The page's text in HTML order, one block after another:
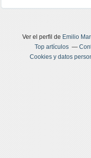
Ver el perfil de Emilio
Top artículos
Cookies y datos